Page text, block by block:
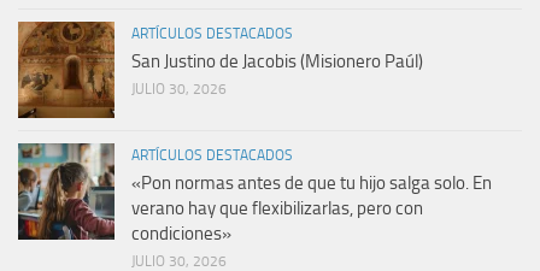
ARTÍCULOS DESTACADOS
San Justino de Jacobis (Misionero Paúl)
JULIO 30, 2026
ARTÍCULOS DESTACADOS
«Pon normas antes de que tu hijo salga solo. En
verano hay que flexibilizarlas, pero con
condiciones»
JULIO 30, 2026